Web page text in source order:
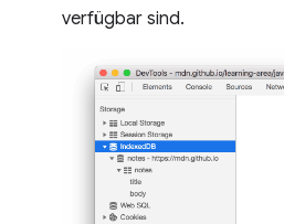
verfügbar sind.